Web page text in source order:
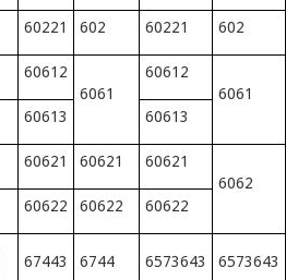
60221 602 60221 602
60612
6061
60612
6061
60613 60613
60621 60621
60621
6062
60622 60622 60622
67443 6744 6573643 6573643